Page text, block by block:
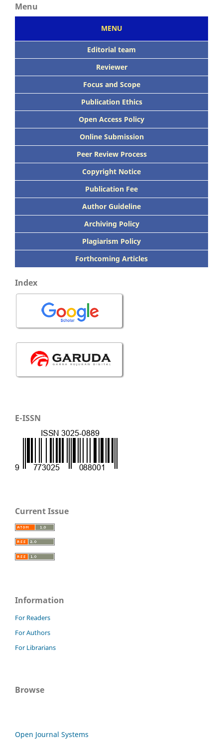
Menu
MENU
Editorial team
Reviewer
Focus and Scope
Publication Ethics
Open Access Policy
Online Submission
Peer Review Process
Copyright Notice
Publication Fee
Author Guideline
Archiving Policy
Plagiarism Policy
Forthcoming Articles
Index
E-ISSN
Current Issue
Information
For Readers
For Authors
For Librarians
Browse
Open Journal Systems